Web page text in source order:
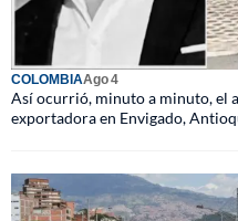
COLOMBIAAgo 4
Así ocurrió, minuto a minuto, el
exportadora en Envigado,